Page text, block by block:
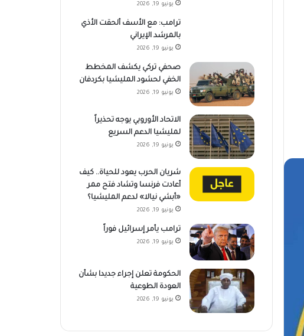
يونيو 19, 2026
ترامب: مع الأسف ألحقت الأذي
بالمرشد الإيراني
يونيو 19, 2026
صحفي تركي يكشف المخطط
الخفي لحشود المليشيا بكردفان
يونيو 19, 2026
الاتحاد الأوروبي يوجه تحذيراً
لمليشيا الدعم السريع
يونيو 19, 2026
شريان الحرب يعود للحياة.. كيف
أعادت فرنسا وتشاد فتح ممر
«أبشي نيالا» لدعم المليشيا؟
يونيو 19, 2026
ترامب يأمر إسرائيل فوراً
يونيو 19, 2026
الحكومة تعلن إجراء جديدا بشأن
العودة الطوعية
يونيو 19, 2026